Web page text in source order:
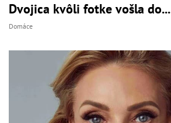
Dvojica kvôli fotke vošla do...
Domáce